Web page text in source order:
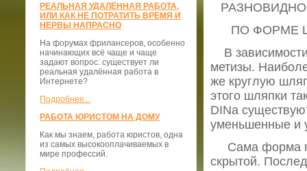
РЕАЛЬНАЯ УДАЛЁННАЯ РАБОТА,
ИЛИ КАК НЕ ПОТРАТИТЬ ВРЕМЯ И
НЕРВЫ НАПРАСНО
На форумах фрилансеров, особенно
начинающих всё чаще и чаще
задают вопрос: существует ли
реальная удалённая работа в
Интернете?
Подробнее...
РАБОТА ЮРИСТОМ НА ДОМУ
Как мы знаем, работа юристов, одна
из самых высокооплачиваемых в
мире профессий.
ПО ФОРМЕ
В
метизы.
же круглую
этого шляпки
DINа
уменьшенные и
Сама форма
скрытой.